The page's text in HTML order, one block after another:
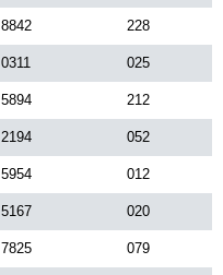
8842 228
0311 025
5894 212
2194 052
5954 012
5167 020
7825 079